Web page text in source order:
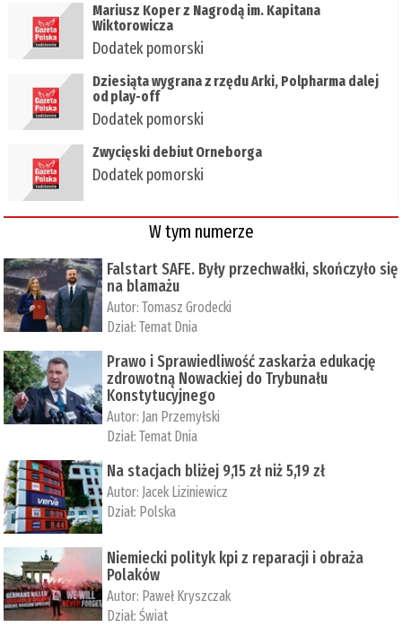
Mariusz Koper z Nagrodą im. Kapitana
Wiktorowicza
Dodatek pomorski
​Dziesiąta wygrana z rzędu Arki, Polpharma dalej
od play-off
Dodatek pomorski
Zwycięski debiut Orneborga
Dodatek pomorski
W tym numerze
Falstart SAFE. Były przechwałki, skończyło się
na blamażu
Autor:Tomasz Grodecki
Dział:Temat Dnia
Prawo i Sprawiedliwość zaskarża edukację
zdrowotną Nowackiej do Trybunału
Konstytucyjnego
Autor: Jan Przemyłski
Dział:Temat Dnia
Na stacjach bliżej 9,15 zł niż 5,19 zł
Autor: Jacek Liziniewicz
Dział: Polska
Niemiecki polityk kpi z reparacji i obraża
Polaków
Autor: Paweł Kryszczak
Dział:Świat